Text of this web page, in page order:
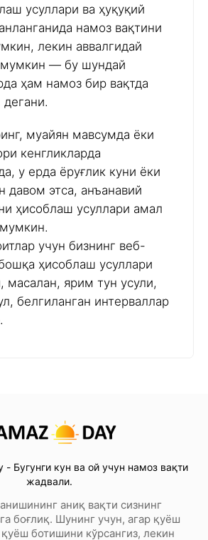
усуллари ва ҳуқуқий
намоз вақтини
лекин аввалгидай
— бу шундай
ҳам намоз бир вақтда
дегани.
муайян мавсумда ёки
кенгликларда
у ерда ёруғлик куни ёки
давом этса, анъанавий
ҳисоблаш усуллари амал
учун бизнинг веб-
ҳисоблаш усуллари
масалан, ярим тун усули,
белгиланган интерваллар
Бугунги кун ва ой учун намоз вақти
жадвали.
аниқ вақти сизнинг
боғлиқ. Шунинг учун, агар қуёш
ботишини кўрсангиз, лекин